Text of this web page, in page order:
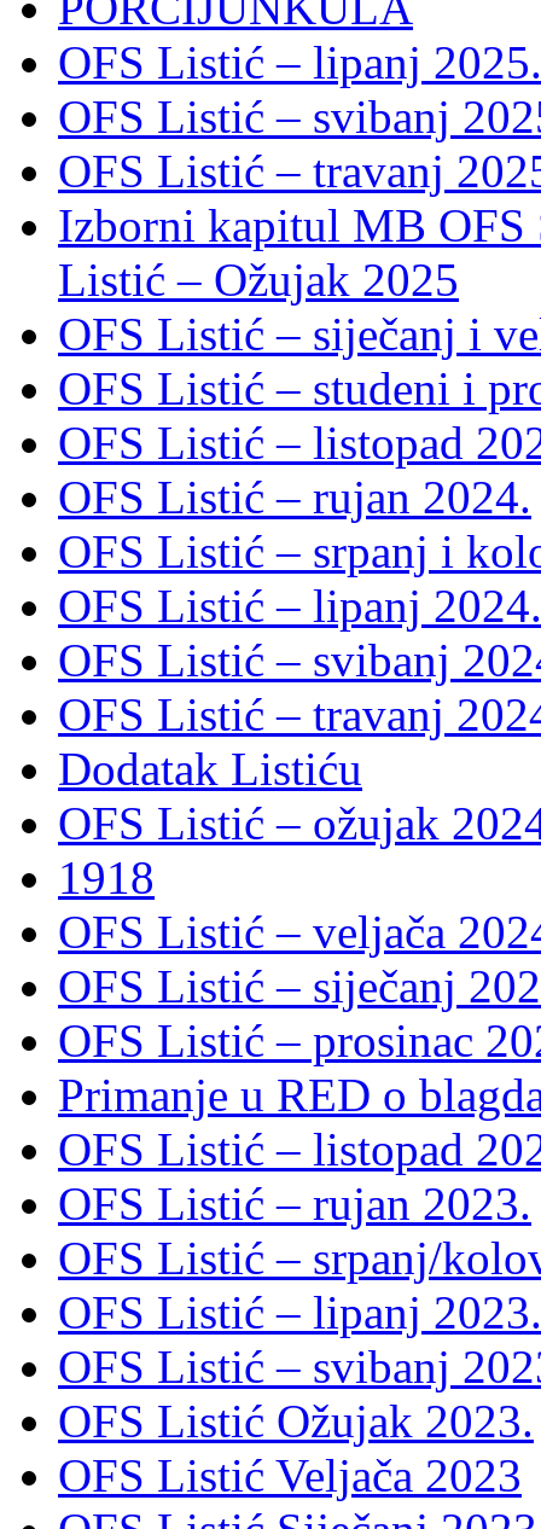
OFS Listić – lipanj 2025.
OFS Listić – svibanj
OFS Listić – travanj
Izborni kapitul MB OFS
Listić – Ožujak 2025
OFS Listić – siječanj i
OFS Listić – studeni i
OFS Listić – listopad
OFS Listić – rujan 2024.
OFS Listić – srpanj i
OFS Listić – lipanj 2024.
OFS Listić – svibanj
OFS Listić – travanj
Dodatak Listiću
OFS Listić – ožujak
1918
OFS Listić – veljača
OFS Listić – siječanj
OFS Listić – prosinac
Primanje u RED o
OFS Listić – listopad
OFS Listić – rujan 2023.
OFS Listić – srpanj/
OFS Listić – lipanj 2023.
OFS Listić – svibanj
OFS Listić Ožujak 2023.
OFS Listić Veljača 2023